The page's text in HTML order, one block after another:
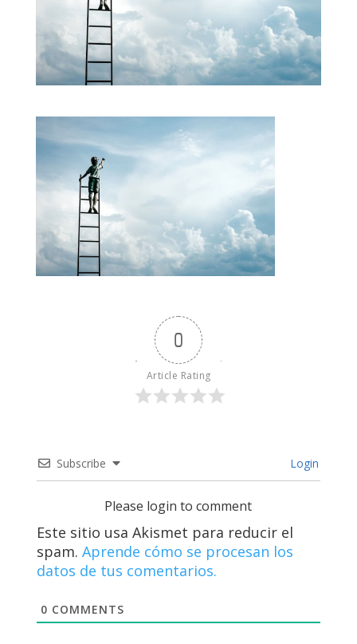
0
Article Rating
Subscribe Login
Please login to comment
Este sitio usa Akismet para reducir el
spam. Aprende cómo se procesan los
datos de tus comentarios.
0 COMMENTS